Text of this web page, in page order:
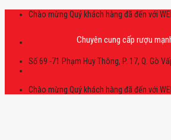
Skip
Chào mừng Quý khách hàng đã đến với
Chuyên cung cấp rượu mạnh
Số 69 -71 Phạm Huy Thông, P. 17, Q. Gò
Chào mừng Quý khách hàng đã đến với